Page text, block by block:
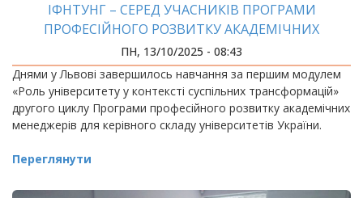
ІФНТУНГ – СЕРЕД УЧАСНИКІВ ПРОГРАМИ
ПРОФЕСІЙНОГО РОЗВИТКУ АКАДЕМІЧНИХ
МЕНЕДЖЕРІВ
ПН, 13/10/2025 - 08:43
Днями у Львові завершилось навчання за першим модулем
«Роль університету у контексті суспільних трансформацій»
другого циклу Програми професійного розвитку академічних
менеджерів для керівного складу університетів України.
Переглянути